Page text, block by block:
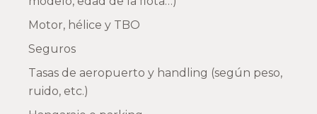
Motor, hélice y TBO
Seguros
Tasas de aeropuerto y handling (según peso,
ruido, etc.)